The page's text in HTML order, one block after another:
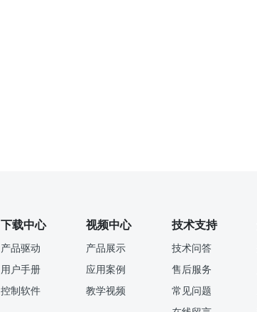
下载中心
产品驱动
用户手册
控制软件
视频中心
产品展示
应用案例
教学视频
技术支持
技术问答
售后服务
常见问题